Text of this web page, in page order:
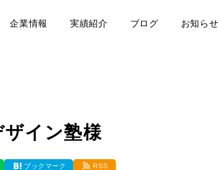
企業情報 実績紹介 ブログ お知らせ
ザイン塾様
ブックマーク RSS